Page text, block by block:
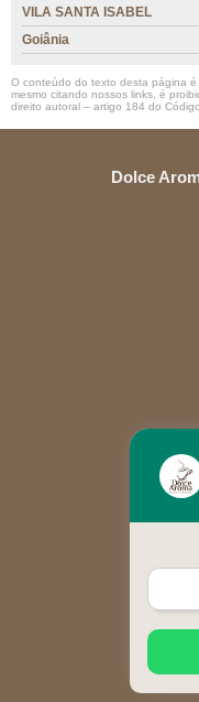
VILA SANTA ISABEL
Goiânia
O conteúdo do texto desta página
mesmo citando nossos links, é
direito autoral – artigo 184 do
Dolce